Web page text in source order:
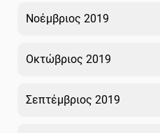
Νοέμβριος 2019
Οκτώβριος 2019
Σεπτέμβριος 2019